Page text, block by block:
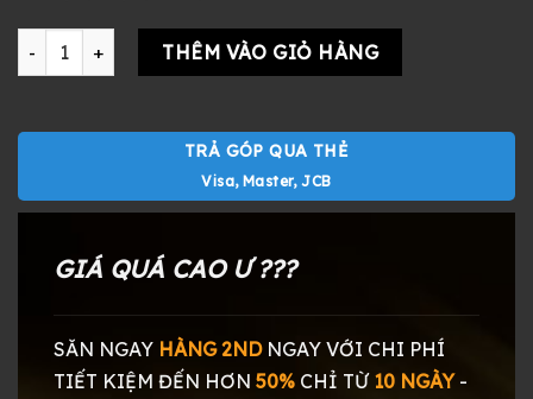
Tai nghe Sony MDR-1000X cũ Fullbox đẹp màu kem –
THÊM VÀO GIỎ HÀNG
TRẢ GÓP QUA THẺ
Visa, Master, JCB
GIÁ QUÁ CAO Ư ???
SĂN NGAY HÀNG 2NDNGAY VỚI CHI PHÍ
TIẾT KIỆM ĐẾN HƠN 50% CHỈ TỪ 10 NGÀY-